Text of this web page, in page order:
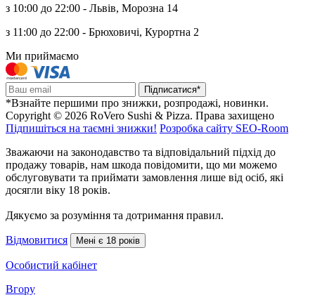
з 10:00 до 22:00 - Львів, Морозна 14
з 11:00 до 22:00 - Брюховичі, Курортна 2
Ми приймаємо
Підписатися*
*Взнайте першими про знижки, розпродажі, новинки.
Copyright © 2026 RoVero Sushi & Pizza. Права захищено
Підпишіться на таємні знижки! Розробка сайту SEO-Room
Зважаючи на законодавство та відповідальний підхід до
продажу товарів, нам шкода повідомити, що ми можемо
обслуговувати та приймати замовлення лише від осіб, які
досягли віку 18 років.
Дякуємо за розуміння та дотримання правил.
Відмовитися Мені є 18 років
Особистий кабінет
Вгору